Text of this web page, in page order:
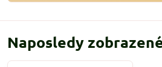
Naposledy